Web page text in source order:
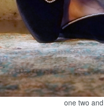
one two